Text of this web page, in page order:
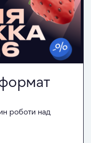
роботи над